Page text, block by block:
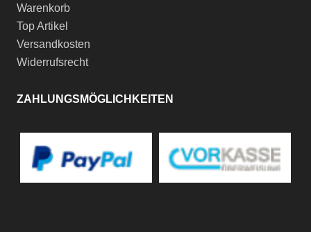
Warenkorb
Top Artikel
Versandkosten
Widerrufsrecht
ZAHLUNGSMÖGLICHKEITEN